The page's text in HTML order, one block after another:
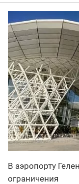
В аэропорту
ограничения